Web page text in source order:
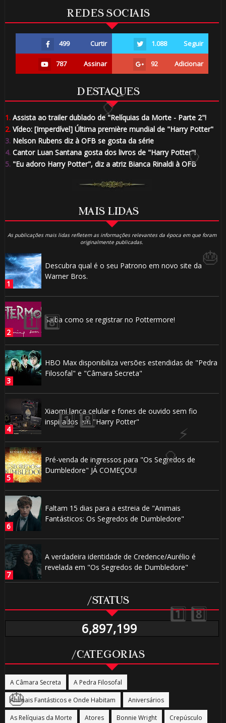
REDES SOCIAIS
499 Curtir 1.088 Seguir
787 Assinar 92 Adicionar
DESTAQUES
1.Assista ao trailer dublado de "Relíquias da Morte - Parte 2"!
2.Vídeo: [Imperdível] Última première mundial de "Harry Potter"
3.Nelson Rubens diz à OFB se gosta da série
4.Cantor Luan Santana gosta dos livros de "Harry Potter"!
5."Eu adoro Harry Potter", diz a atriz Bianca Rinaldi à OFB
MAIS LIDAS
As publicações mais lidas refletem as informações relevantes da época em que foram
originalmente publicadas.
Descubra qual é o seu Patrono em novo site da
Warner Bros.
Saiba como se registrar no Pottermore!
HBO Max disponibiliza versões estendidas de "Pedra
Filosofal" e "Câmara Secreta"
Xiaomi lança celular e fones de ouvido sem fio
inspirados em "Harry Potter"
Pré-venda de ingressos para "Os Segredos de
Dumbledore" JÁ COMEÇOU!
Faltam 15 dias para a estreia de "Animais
Fantásticos: Os Segredos de Dumbledore"
A verdadeira identidade de Credence/Aurélio é
revelada em "Os Segredos de Dumbledore"
/STATUS
6,897,199
/CATEGORIAS
A Câmara Secreta A Pedra Filosofal
Animais Fantásticos e Onde Habitam Aniversários
As Relíquias da Morte Atores Bonnie Wright Crepúsculo
🎂
🎂
1️⃣ 8️⃣
🎂
🎂
1️⃣ 8️⃣
🎂
🎂
1️⃣ 8️⃣